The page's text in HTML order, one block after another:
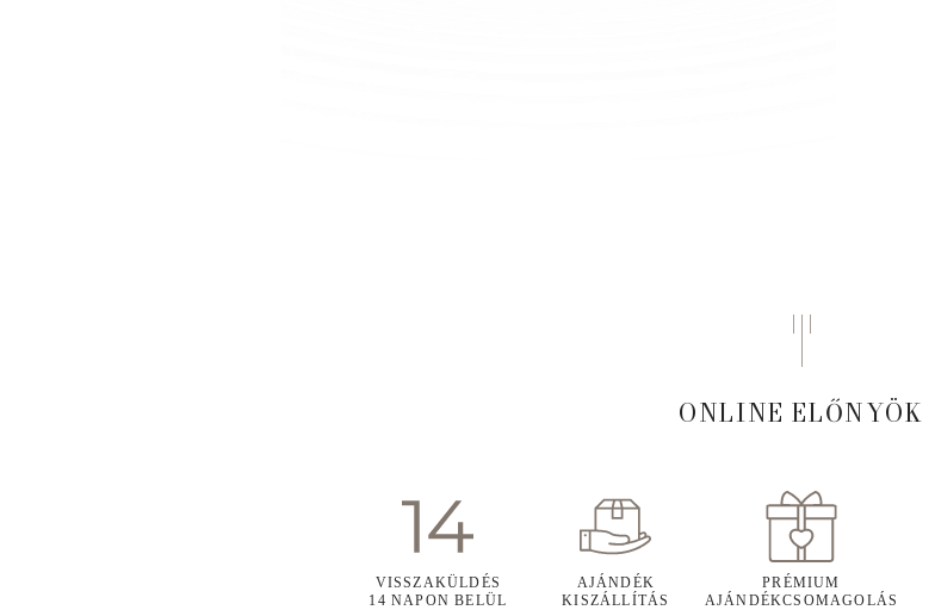
ONLINE ELŐNYÖK
VISSZAKÜLDÉS
14 NAPON BELÜL
AJÁNDÉK
KISZÁLLÍTÁS
PRÉMIUM
AJÁNDÉKCSOMAGOLÁS